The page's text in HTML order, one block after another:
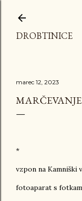
DROBTINICE
marec 12, 2023
MARČEVANJE
*
vzpon na Kamniški
fotoaparat s